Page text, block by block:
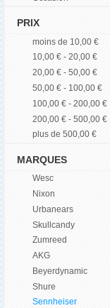
PRIX
moins de 10,00 €
10,00 € - 20,00 €
20,00 € - 50,00 €
50,00 € - 100,00 €
100,00 € - 200,00 €
200,00 € - 500,00 €
plus de 500,00 €
MARQUES
Wesc
Nixon
Urbanears
Skullcandy
Zumreed
AKG
Beyerdynamic
Shure
Sennheiser